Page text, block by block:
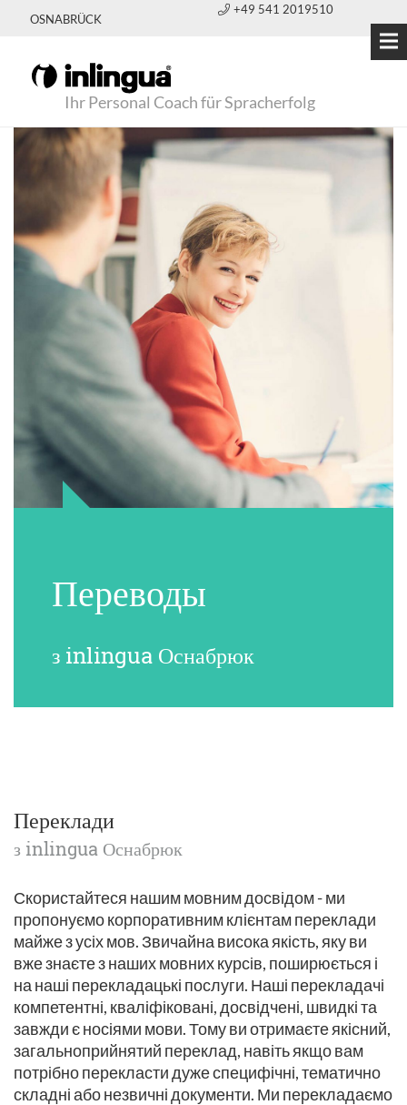
OSNABRÜCK
+49 541 2019510
Ihr Personal Coach für Spracherfolg
Переводы
з inlingua Оснабрюк
Переклади
з inlingua Оснабрюк
Скористайтеся нашим мовним досвідом - ми
пропонуємо корпоративним клієнтам переклади
майже з усіх мов. Звичайна висока якість, яку ви
вже знаєте з наших мовних курсів, поширюється і
на наші перекладацькі послуги. Наші перекладачі
компетентні, кваліфіковані, досвідчені, швидкі та
завжди є носіями мови. Тому ви отримаєте якісний,
загальноприйнятий переклад, навіть якщо вам
потрібно перекласти дуже специфічні, тематично
складні або незвичні документи. Ми перекладаємо